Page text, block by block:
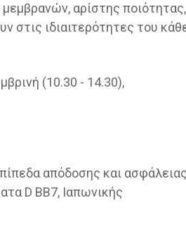
αρίστης ποιότητας,
στις ιδιαιτερότητες του
(10.30 - 14.30),
απόδοσης και
D BB7, Ιαπωνικής